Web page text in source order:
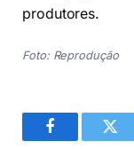
produtores.
Foto: Reprodução
Facebook